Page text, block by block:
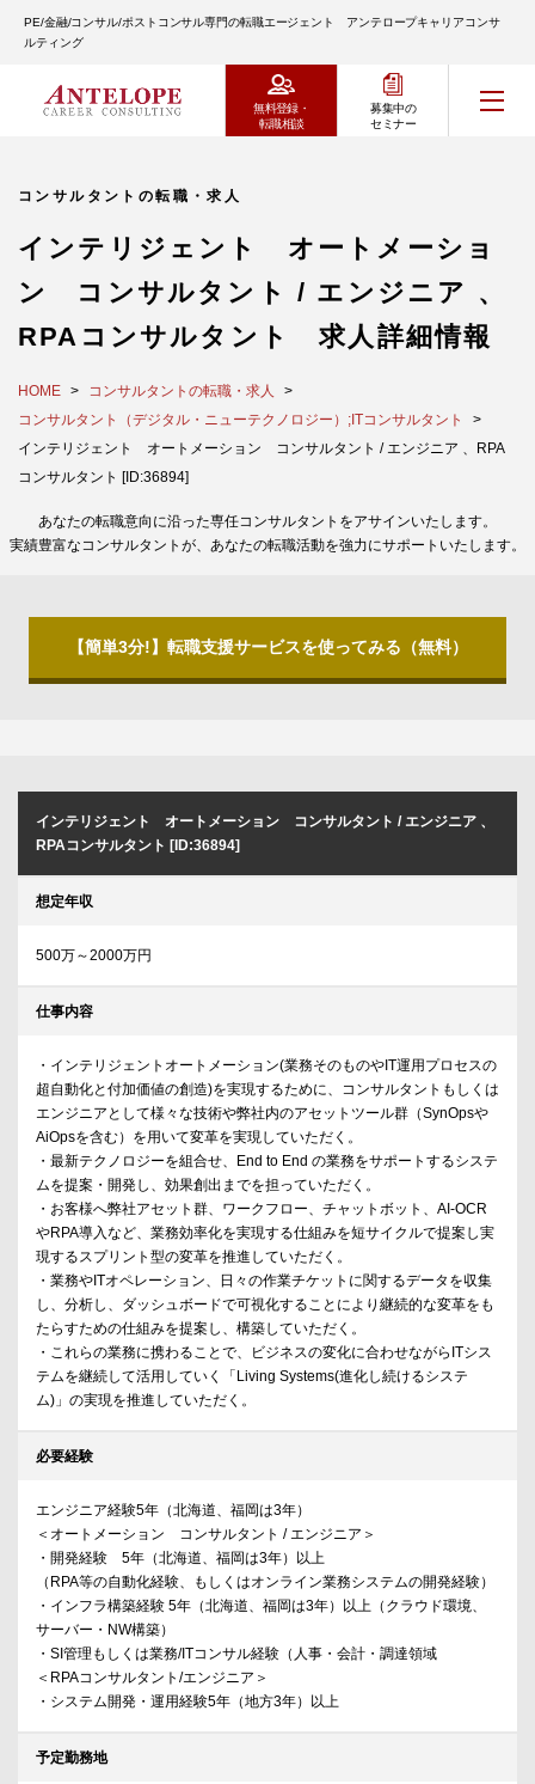
PE/金融/コンサル/ポストコンサル専門の転職エージェント アンテロープキャリアコンサ
ルティング
無料登録・
転職相談
募集中の
セミナー
コンサルタントの転職・求人
インテリジェント オートメーショ
ン コンサルタント / エンジニア 、
RPAコンサルタント 求人詳細情報
HOME
コンサルタントの転職・求人
コンサルタント（デジタル・ニューテクノロジー）;ITコンサルタント
インテリジェント オートメーション コンサルタント / エンジニア 、RPA
コンサルタント [ID:36894]
あなたの転職意向に沿った専任コンサルタントをアサインいたします。
実績豊富なコンサルタントが、あなたの転職活動を強力にサポートいたします。
【簡単3分!】転職支援サービスを使ってみる（無料）
インテリジェント オートメーション コンサルタント / エンジニア 、
RPAコンサルタント [ID:36894]
想定年収
500万～2000万円
仕事内容
・インテリジェントオートメーション(業務そのものやIT運用プロセスの
超自動化と付加価値の創造)を実現するために、コンサルタントもしくは
エンジニアとして様々な技術や弊社内のアセットツール群（SynOpsや
AiOpsを含む）を用いて変革を実現していただく。
・最新テクノロジーを組合せ、End to End の業務をサポートするシステ
ムを提案・開発し、効果創出までを担っていただく。
・お客様へ弊社アセット群、ワークフロー、チャットボット、AI-OCR
やRPA導入など、業務効率化を実現する仕組みを短サイクルで提案し実
現するスプリント型の変革を推進していただく。
・業務やITオペレーション、日々の作業チケットに関するデータを収集
し、分析し、ダッシュボードで可視化することにより継続的な変革をも
たらすための仕組みを提案し、構築していただく。
・これらの業務に携わることで、ビジネスの変化に合わせながらITシス
テムを継続して活用していく「Living Systems(進化し続けるシステ
ム)」の実現を推進していただく。
必要経験
エンジニア経験5年（北海道、福岡は3年）
＜オートメーション コンサルタント / エンジニア＞
・開発経験 5年（北海道、福岡は3年）以上
（RPA等の自動化経験、もしくはオンライン業務システムの開発経験）
・インフラ構築経験 5年（北海道、福岡は3年）以上（クラウド環境、
サーバー・NW構築）
・SI管理もしくは業務/ITコンサル経験（人事・会計・調達領域
＜RPAコンサルタント/エンジニア＞
・システム開発・運用経験5年（地方3年）以上
予定勤務地